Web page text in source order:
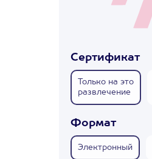
Сертификат
Только на это
развлечение
Формат
Электронный